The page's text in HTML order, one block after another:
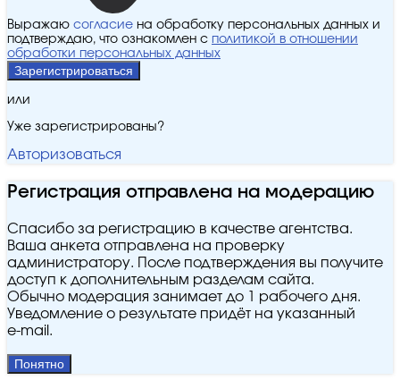
Выражаю согласие на обработку персональных данных и
подтверждаю, что ознакомлен с политикой в отношении
обработки персональных данных
Зарегистрироваться
или
Уже зарегистрированы?
Авторизоваться
Регистрация отправлена на модерацию
Спасибо за регистрацию в качестве агентства.
Ваша анкета отправлена на проверку
администратору. После подтверждения вы получите
доступ к дополнительным разделам сайта.
Обычно модерация занимает до 1 рабочего дня.
Уведомление о результате придёт на указанный
e‑mail.
Понятно